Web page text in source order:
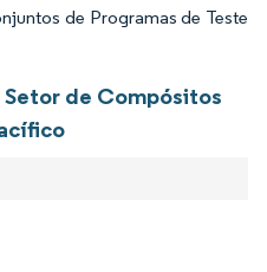
de Programas de Teste
de Compósitos